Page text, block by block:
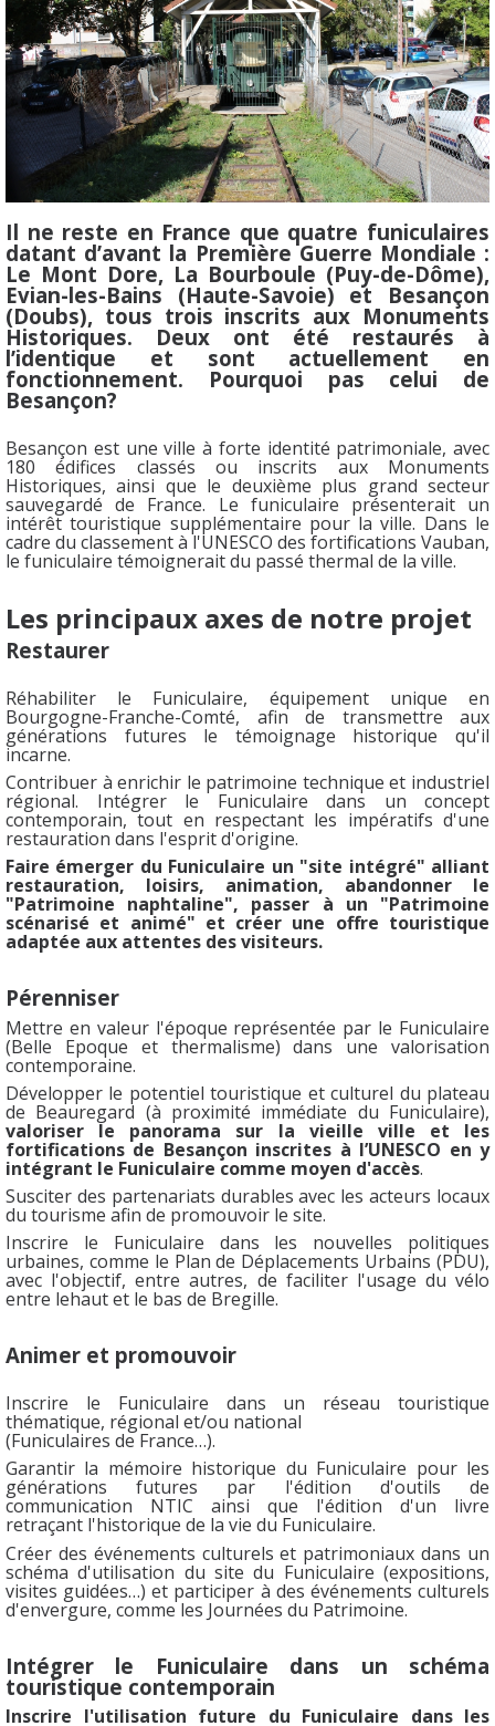
Il ne reste en France que quatre funiculaires
datant d’avant la Première Guerre Mondiale :
Le Mont Dore, La Bourboule (Puy-de-Dôme),
Evian-les-Bains (Haute-Savoie) et Besançon
(Doubs), tous trois inscrits aux Monuments
Historiques. Deux ont été restaurés à
l’identique et sont actuellement en
fonctionnement. Pourquoi pas celui de
Besançon?
Besançon est une ville à forte identité patrimoniale, avec
180 édifices classés ou inscrits aux Monuments
Historiques, ainsi que le deuxième plus grand secteur
sauvegardé de France. Le funiculaire présenterait un
intérêt touristique supplémentaire pour la ville. Dans le
cadre du classement à l'UNESCO des fortifications Vauban,
le funiculaire témoignerait du passé thermal de la ville.
Les principaux axes de notre projet
Restaurer
Réhabiliter le Funiculaire, équipement unique en
Bourgogne-Franche-Comté, afin de transmettre aux
générations futures le témoignage historique qu'il
incarne.
Contribuer à enrichir le patrimoine technique et industriel
régional. Intégrer le Funiculaire dans un concept
contemporain, tout en respectant les impératifs d'une
restauration dans l'esprit d'origine.
Faire émerger du Funiculaire un "site intégré" alliant
restauration, loisirs, animation, abandonner le
"Patrimoine naphtaline", passer à un "Patrimoine
scénarisé et animé" et créer une offre touristique
adaptée aux attentes des visiteurs.
Pérenniser
Mettre en valeur l'époque représentée par le Funiculaire
(Belle Epoque et thermalisme) dansune valorisation
contemporaine.
Développer le potentiel touristique et culturel du plateau
de Beauregard (à proximité immédiate du Funiculaire),
valoriser le panorama sur la vieille ville et les
fortifications de Besançon inscrites à l’UNESCO en y
intégrant le Funiculaire comme moyen d'accès.
Susciter des partenariats durables avec les acteurs locaux
du tourisme afin de promouvoir le site.
Inscrire le Funiculaire dans les nouvelles politiques
urbaines, comme le Plan de Déplacements Urbains (PDU),
avec l'objectif, entre autres, de faciliter l'usage du vélo
entre lehaut et le bas de Bregille.
Animer et promouvoir
Inscrire le Funiculaire dans un réseau touristique
thématique, régional et/ou national
(Funiculaires de France…).
Garantir la mémoire historique du Funiculaire pour les
générations futures par l'édition d'outils de
communication NTIC ainsi que l'édition d'un livre
retraçant l'historique de la vie du Funiculaire.
Créer des événements culturels et patrimoniaux dans un
schéma d'utilisation du site du Funiculaire (expositions,
visites guidées…) et participer à des événements culturels
d'envergure, comme les Journées du Patrimoine.
Intégrer le Funiculaire dans un schéma
touristique contemporain
Inscrire l'utilisation future du Funiculaire dans les